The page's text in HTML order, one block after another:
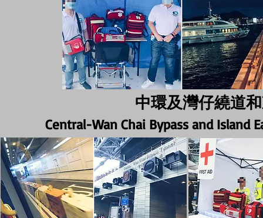
中環及灣仔繞道
Central-Wan Chai Bypass and Island